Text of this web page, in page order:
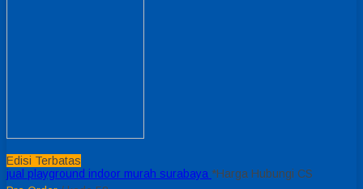
Edisi Terbatas
jual playground indoor murah surabaya *Harga Hubungi CS